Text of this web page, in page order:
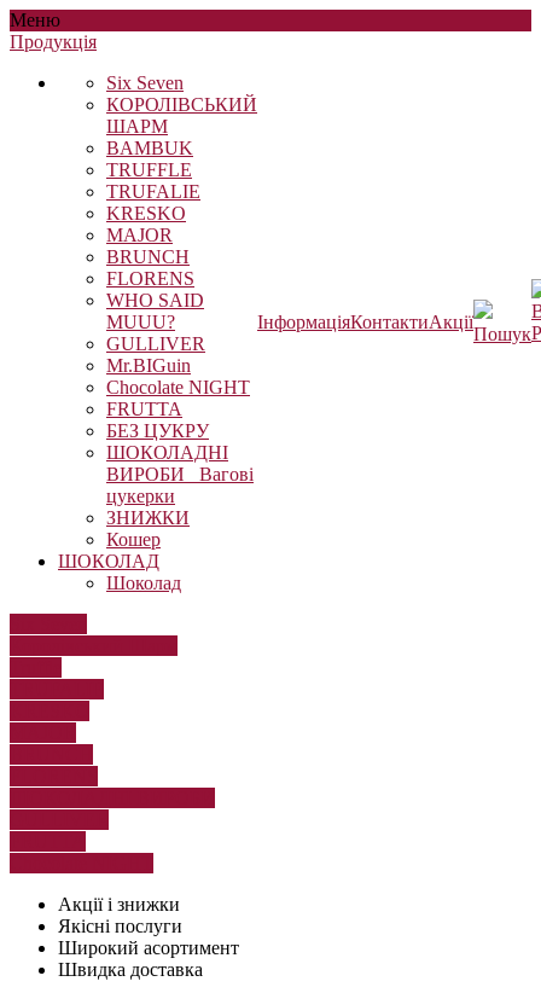
Меню
Продукцiя
Six Seven
КОРОЛІВСЬКИЙ
ШАРМ
BAMBUK
TRUFFLE
TRUFALIE
KRESKO
MAJOR
BRUNCH
FLORENS
WHO SAID
MUUU?
GULLIVER
Mr.BIGuin
Chocolate NIGHT
FRUTTA
БЕЗ ЦУКРУ
ШОКОЛАДНІ
ВИРОБИ_ Вагові
цукерки
ЗНИЖКИ
Кошер
ШОКОЛАД
Шоколад
ІнформаціяКонтактиАкції
Пошук
Акції і знижки
Якісні послуги
Широкий асортимент
Швидка доставка